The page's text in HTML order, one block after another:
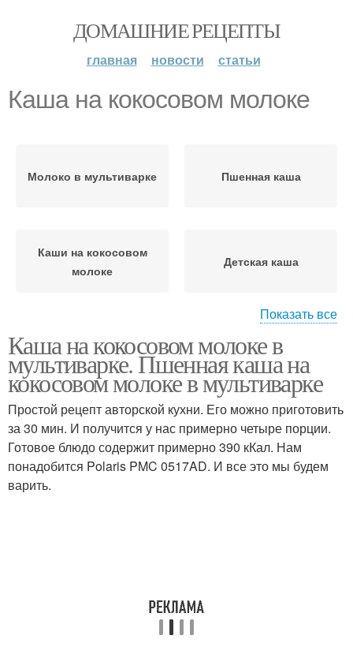
ДОМАШНИЕ РЕЦЕПТЫ
главная новости статьи
Каша на кокосовом молоке
Молоко в мультиварке Пшенная каша
Каши на кокосовом
молоке
Детская каша
Кукурузная каша
молоке
Молоко без варки
Показать все
Каша на кокосовом молоке в
мультиварке. Пшенная каша на
кокосовом молоке в мультиварке
Простой рецепт авторской кухни. Его можно приготовить
за 30 мин. И получится у нас примерно четыре порции.
Готовое блюдо содержит примерно 390 кКал. Нам
понадобится Polaris PMC 0517AD. И все это мы будем
варить.